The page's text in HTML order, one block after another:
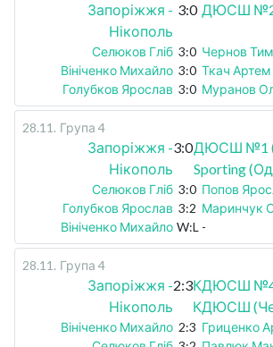
Запоріжжя -
Нікополь
3:0 ДЮСШ
Селюков Гліб 3:0 Чернов
Вініченко Михайло 3:0 Ткач Артем
Голубков Ярослав 3:0 Муранов
28.11 . Група 4
Запоріжжя -
Нікополь
3:0ДЮСШ №1
Sporting
Селюков Гліб 3:0 Попов
Голубков Ярослав 3:2 Маринчук
Вініченко Михайло W:L -
28.11 . Група 4
Запоріжжя -
Нікополь
2:3КДЮСШ №4
КДЮСШ
Вініченко Михайло 2:3 Гриценко